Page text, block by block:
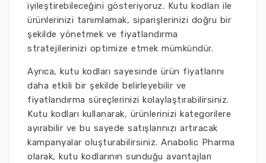
iyileştirebileceğini gösteriyoruz. Kutu kodları ile
ürünlerinizi tanımlamak, siparişlerinizi doğru bir
şekilde yönetmek ve fiyatlandırma
stratejilerinizi optimize etmek mümkündür.
Ayrıca, kutu kodları sayesinde ürün fiyatlarını
daha etkili bir şekilde belirleyebilir ve
fiyatlandırma süreçlerinizi kolaylaştırabilirsiniz.
Kutu kodları kullanarak, ürünlerinizi kategorilere
ayırabilir ve bu sayede satışlarınızı artıracak
kampanyalar oluşturabilirsiniz. Anabolic Pharma
olarak, kutu kodlarının sunduğu avantajları